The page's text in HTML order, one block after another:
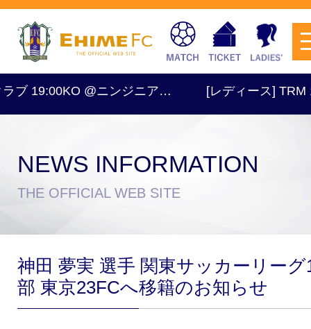
試合日程・結果 アクセス
チケットを購入
@ニンジニア… [レディース] TRM
NEWS INFORMATION
THE OFFICIAL WEB SITE
神田 夢実 選手 関東サッカーリーグ
部 東京23FCへ移籍のお知らせ